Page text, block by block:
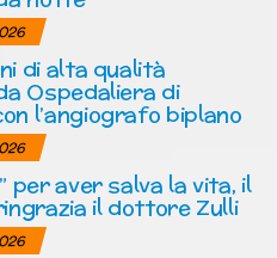
di alta qualità
Ospedaliera di
l’angiografo biplano
per aver salva la vita, il
il dottore Zulli